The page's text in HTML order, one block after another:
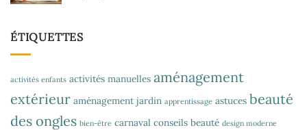
ÉTIQUETTES
activités enfants activités manuelles aménagement
extérieur aménagement jardin apprentissage astuces beauté
des ongles bien-être carnaval conseils beauté design moderne